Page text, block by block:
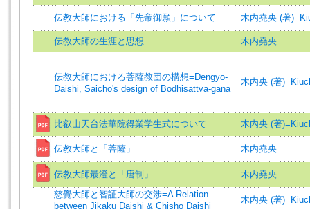
伝教大師における「先帝御願」について 木内堯央 (著
伝教大師の生涯と思想 木内堯央
伝教大師における菩薩教団の構想=Dengyo-
Daishi, Saicho's design of Bodhisattva-gana
木内央 (著
比叡山天台法華院得業学生式について 木内央 (著
伝教大師と「菩薩」 木内堯央
伝教大師最澄と「唐制」
木内堯央
慈覺大師と智証大師の交涉=A Relation
between Jikaku Daishi & Chisho Daishi
木内央 (著